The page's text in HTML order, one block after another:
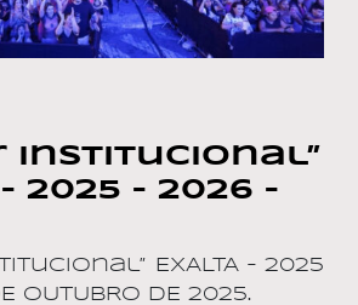
Institucional”
– 2025 – 2026 –
EXALTA – 2025
OUTUBRO DE 2025.